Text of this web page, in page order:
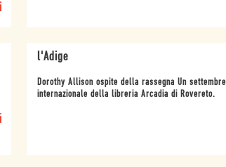
l'Adige
Dorothy Allison ospite della rassegna Un settembre
internazionale della libreria Arcadia di Rovereto.